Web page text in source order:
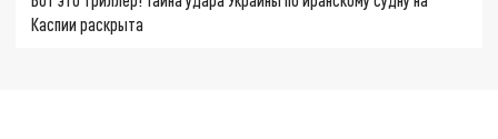
Каспии раскрыта